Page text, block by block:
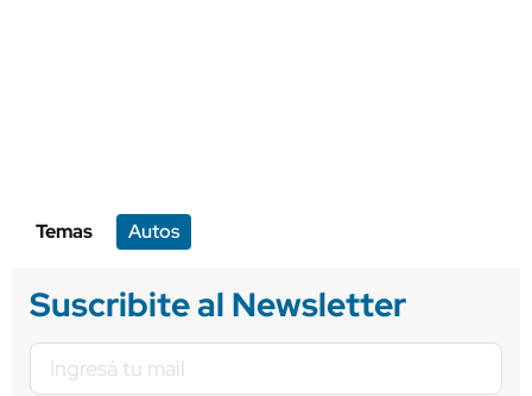
Temas Autos
Suscribite al Newsletter